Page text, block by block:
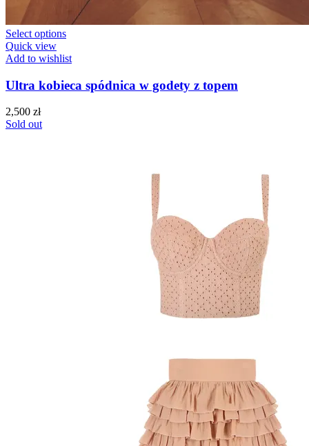
Select options
Quick view
Add to wishlist
Ultra kobieca spódnica w godety z topem
2,500 zł
Sold out